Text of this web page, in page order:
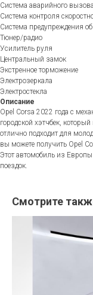
Система аварийного вызова
Система контроля
Система предупреждения об
Тюнер/радио
Усилитель руля
Центральный замок
Экстренное торможение
Электрозеркала
Электростекла
Описание
Opel Corsa 2022 года с
городской хэтчбек,
отлично подходит для
вы можете получить Opel
Этот автомобиль из
поездок.
Смотрите